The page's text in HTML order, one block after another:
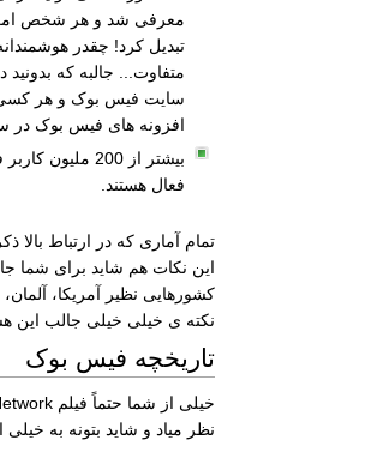
تبدیل کرد! چقدر
افزونه های فیس بوک در سایتشون استفاده
بیشتر از
فعال هستند.
تمام آماری که در ارتباط بالا ذکر شد برای سال 2010 هست و آخرین آمار رسمی اعلام شده توسط خود فیس
کشورهایی نظیر آمریکا، آلمان،
نکته ی خیلی خیلی جالب این هست که با وجود فیلتر بودن این سایت
تاریخچه فیس بوک
نظر میاد و شاید بتونه به خیلی